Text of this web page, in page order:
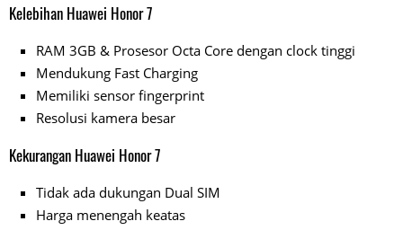
Kelebihan Huawei Honor 7
RAM 3GB & Prosesor Octa Core dengan clock tinggi
Mendukung Fast Charging
Memiliki sensor fingerprint
Resolusi kamera besar
Kekurangan Huawei Honor 7
Tidak ada dukungan Dual SIM
Harga menengah keatas